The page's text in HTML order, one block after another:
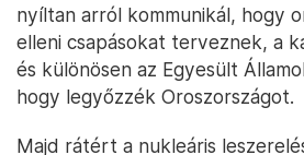
terjesztik ki a
ukrajnai területekre is. Azt
fogják a minimálbért, és
indítanak az ipari övezetekben.
Felfüggesztik